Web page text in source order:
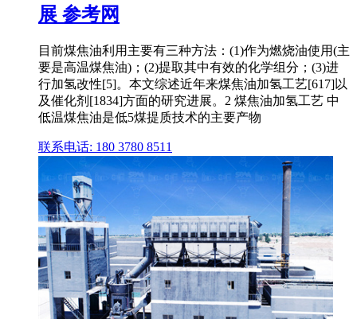
展 参考网
目前煤焦油利用主要有三种方法：(1)作为燃烧油使用(主
要是高温煤焦油)；(2)提取其中有效的化学组分；(3)进
行加氢改性[5]。本文综述近年来煤焦油加氢工艺[617]以
及催化剂[1834]方面的研究进展。2 煤焦油加氢工艺 中
低温煤焦油是低5煤提质技术的主要产物
联系电话: 180 3780 8511